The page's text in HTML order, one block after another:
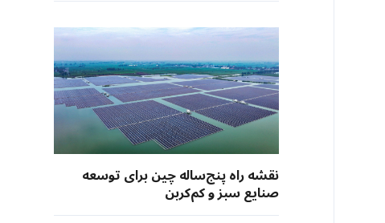
نقشه راه پنج‌ساله چین برای توسعه
صنایع سبز و کم‌کربن